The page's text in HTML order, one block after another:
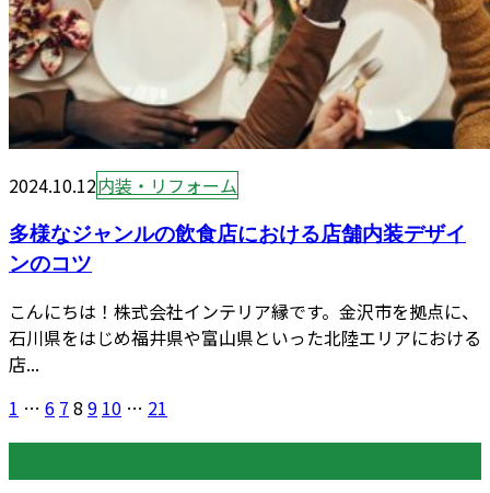
2024.10.12内装・リフォーム
多様なジャンルの飲食店における店舗内装デザイ
ンのコツ
こんにちは！株式会社インテリア縁です。金沢市を拠点に、
石川県をはじめ福井県や富山県といった北陸エリアにおける
店...
1 … 6 7 8 9 10 … 21